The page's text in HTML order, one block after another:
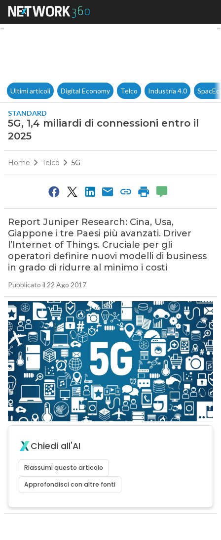
5G, 1,4 miliardi di
Ultimi articoli Digital Economy Telco Industria 4.0
STANDARD
5G, 1,4 miliardi di connessioni entro il
2025
Home Telco 5G
Report Juniper Research: Cina, Usa,
Giappone i tre Paesi più avanzati. Driver
l’Internet of Things. Cruciale per gli
operatori definire nuovi modelli di business
in grado di ridurre al minimo i costi
Pubblicato il 22 Ago 2017
Chiedi all'AI
Riassumi questo articolo
Approfondisci con altre fonti